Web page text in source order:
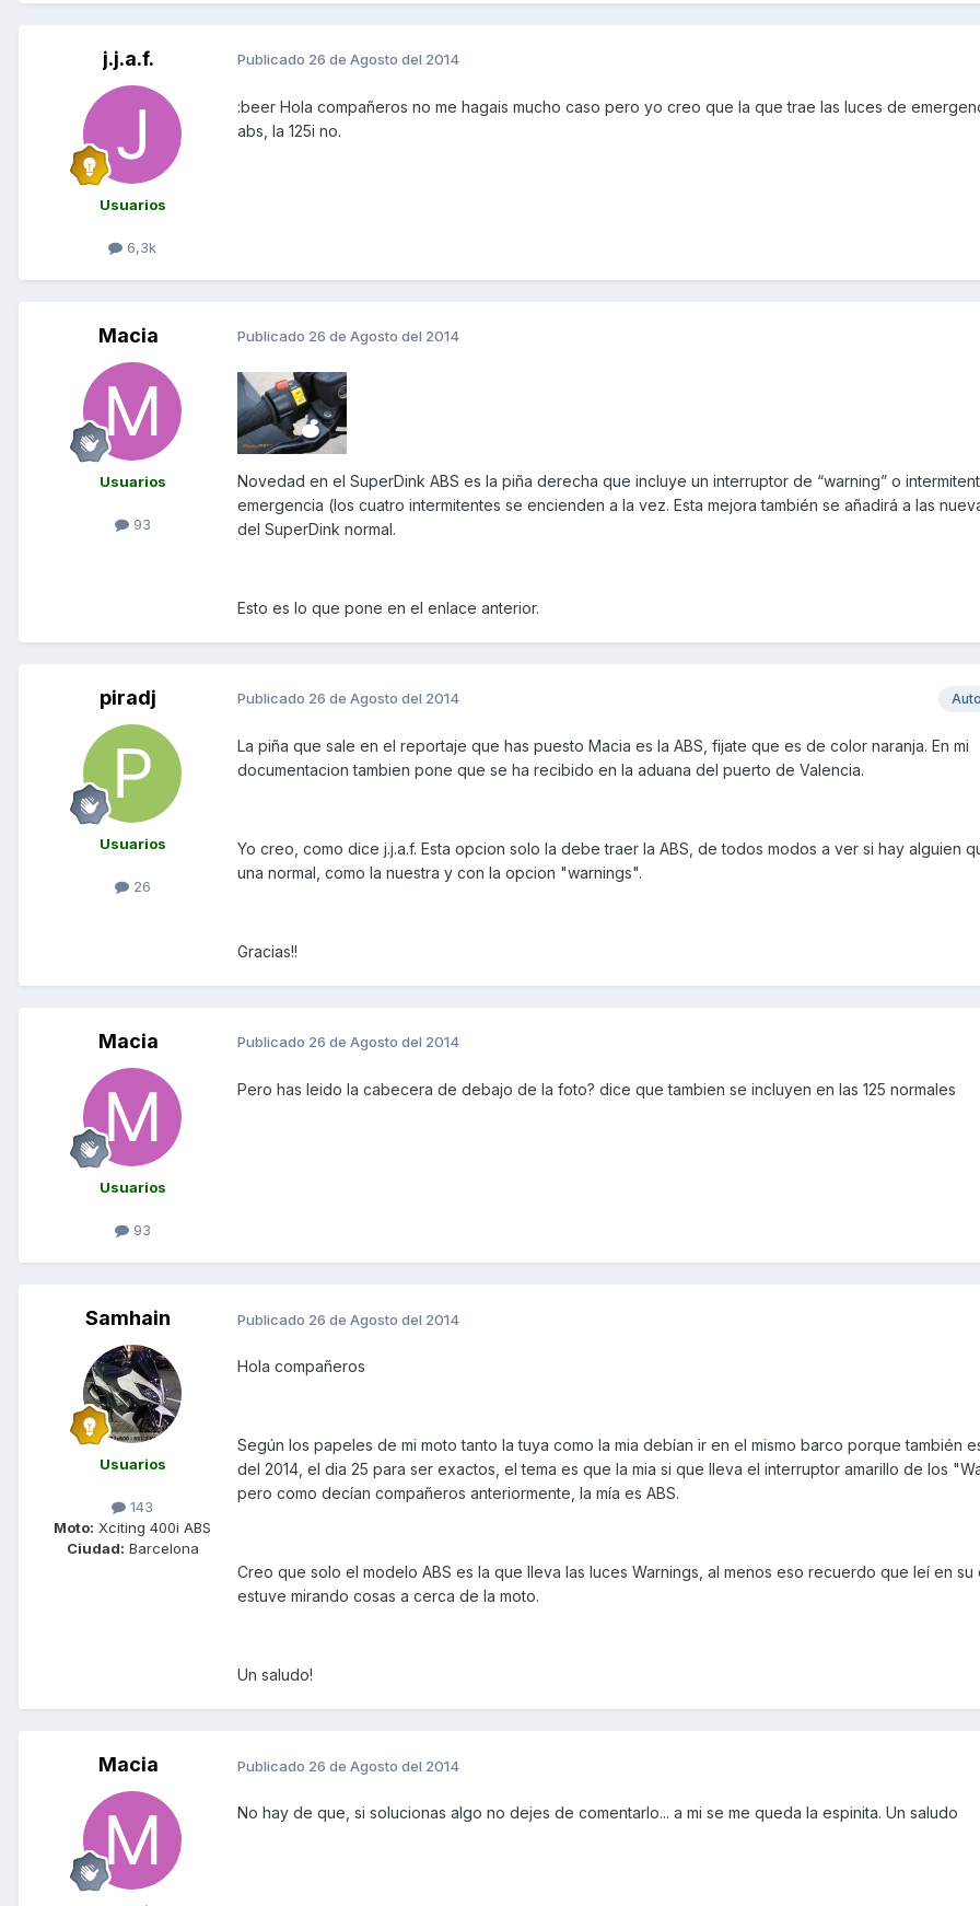
j.j.a.f.
Usuarios
6,3k
Publicado 26 de Agosto del 2014
:beer Hola compañeros no me hagais mucho caso pero yo creo que la que trae las luces de
abs, la 125i no.
Macia
Usuarios
93
Publicado 26 de Agosto del 2014
Novedad en el SuperDink ABS es la piña derecha que incluye un interruptor de “warning” o
emergencia (los cuatro intermitentes se encienden a la vez. Esta mejora también se añadirá a las
del SuperDink normal.
Esto es lo que pone en el enlace anterior.
piradj
Usuarios
26
Publicado 26 de Agosto del 2014
La piña que sale en el reportaje que has puesto Macia es la ABS, fijate que es de color naranja. En mi
documentacion tambien pone que se ha recibido en la aduana del puerto de Valencia.
Yo creo, como dice j.j.a.f. Esta opcion solo la debe traer la ABS, de todos modos a ver si hay alguien
una normal, como la nuestra y con la opcion "warnings".
Gracias!!
Macia
Usuarios
93
Publicado 26 de Agosto del 2014
Pero has leido la cabecera de debajo de la foto? dice que tambien se incluyen en las 125 normales
Samhain
Usuarios
143
Moto: Xciting 400i ABS
Ciudad: Barcelona
Publicado 26 de Agosto del 2014
Hola compañeros
Según los papeles de mi moto tanto la tuya como la mia debían ir en el mismo barco porque también
del 2014, el dia 25 para ser exactos, el tema es que la mia si que lleva el interruptor amarillo de los
pero como decían compañeros anteriormente, la mía es ABS.
Creo que solo el modelo ABS es la que lleva las luces Warnings, al menos eso recuerdo que leí en su
estuve mirando cosas a cerca de la moto.
Un saludo!
Macia Publicado 26 de Agosto del 2014
No hay de que, si solucionas algo no dejes de comentarlo... a mi se me queda la espinita. Un saludo